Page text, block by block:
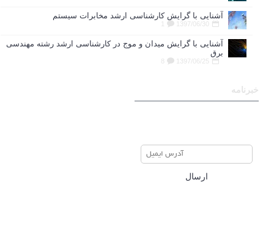
آشنایی با گرایش کارشناسی ارشد مخابرات سیستم
1397/06/30
آشنایی با گرایش میدان و موج در کارشناسی ارشد رشته مهندسی
برق
1397/06/25
خبرنامه
ارسال